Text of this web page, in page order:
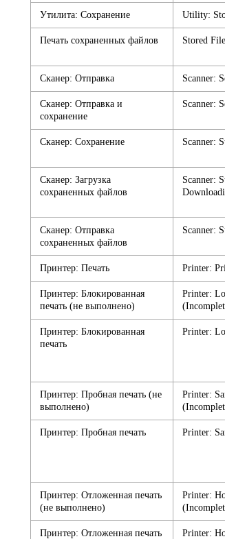
Утилита: Сохранение Utility:
Печать сохраненных файлов Stored
Сканер: Отправка Scanner:
Сканер: Отправка и
сохранение
Scanner:
Сканер: Сохранение Scanner:
Сканер: Загрузка
сохраненных файлов
Scanner:
Сканер: Отправка
сохраненных файлов
Scanner:
Принтер: Печать Printer:
Принтер: Блокированная
печать (не выполнено)
Printer:
Принтер: Блокированная
печать
Printer:
Принтер: Пробная печать (не
выполнено)
Printer:
Принтер: Пробная печать Printer:
Принтер: Отложенная печать
(не выполнено)
Printer:
Принтер: Отложенная печать Printer: